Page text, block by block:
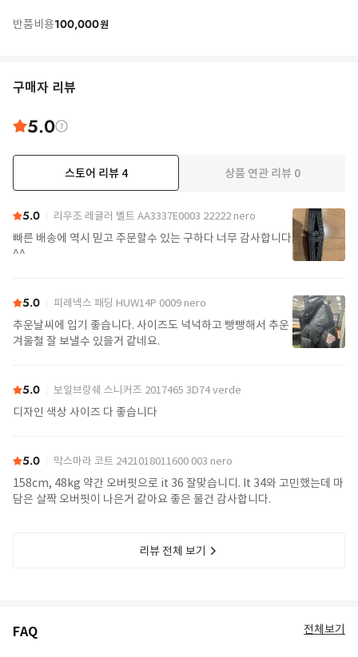
반품비용100,000원
구매자 리뷰
5.0
스토어 리뷰 4 상품 연관 리뷰 0
5.0 리우조 레귤러 벨트 AA3337E0003 22222 nero
빠른 배송에 역시 믿고 주문할수 있는 구하다 너무 감사합니다
^^
5.0 피레넥스 패딩 HUW14P 0009 nero
추운날씨에 입기 좋습니다. 사이즈도 넉넉하고 빵빵해서 추운
겨울철 잘 보낼수 있을거 같네요.
5.0 보일브랑쉐 스니커즈 2017465 3D74 verde
디자인 색상 사이즈 다 좋습니다
5.0 막스마라 코트 2421018011600 003 nero
158cm, 48kg 약간 오버핏으로 it 36 잘맞습니디. It 34와 고민했는데 마
담은 살짝 오버핏이 나은거 같아요 좋은 물건 감사합니다.
리뷰 전체 보기
FAQ 전체보기